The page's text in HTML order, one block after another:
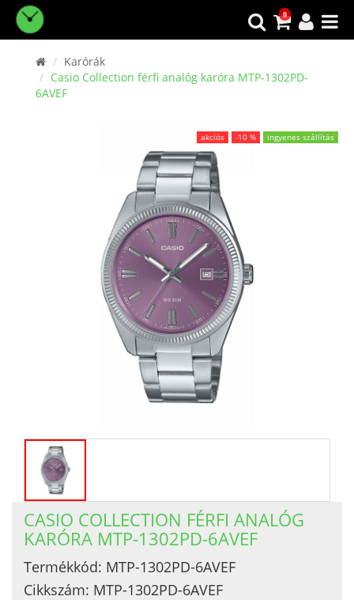
0
Karórák
Casio Collection férfi analóg karóra MTP-1302PD-
6AVEF
akciós -10 % ingyenes szállítás
CASIO COLLECTION FÉRFI ANALÓG
KARÓRA MTP-1302PD-6AVEF
Termékkód: MTP-1302PD-6AVEF
Cikkszám: MTP-1302PD-6AVEF